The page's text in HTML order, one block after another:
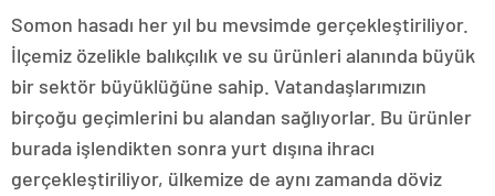
Somon hasadı her yıl bu mevsimde gerçekleştiriliyor.
İlçemiz özelikle balıkçılık ve su ürünleri alanında büyük
bir sektör büyüklüğüne sahip. Vatandaşlarımızın
birçoğu geçimlerini bu alandan sağlıyorlar. Bu ürünler
burada işlendikten sonra yurt dışına ihracı
gerçekleştiriliyor, ülkemize de aynı zamanda döviz